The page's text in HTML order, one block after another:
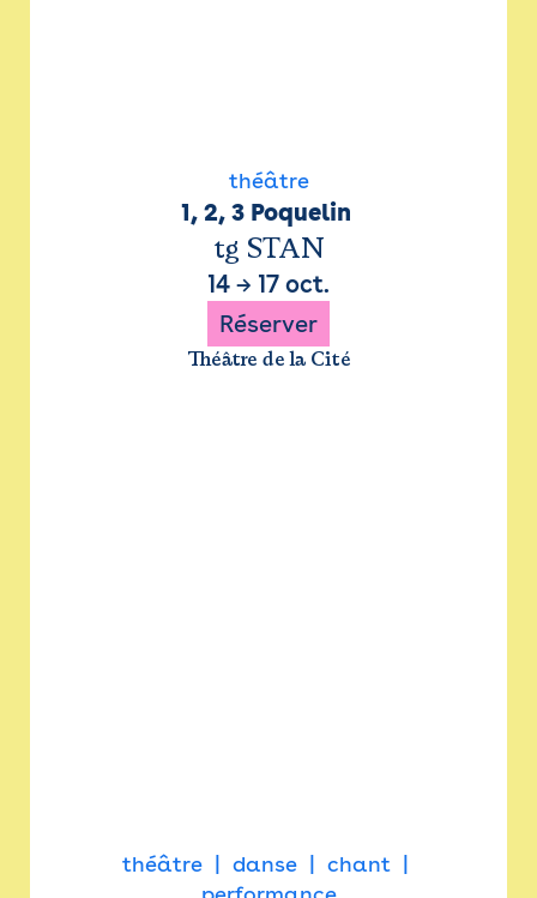
théâtre
1, 2, 3 Poquelin
tg STAN
14 → 17 oct.
Réserver
Théâtre de la Cité
théâtre danse
chant